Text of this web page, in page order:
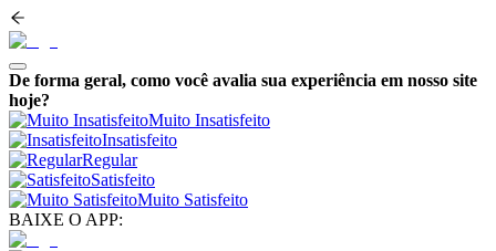
De forma geral, como você avalia sua experiência em nosso site
hoje?
Muito Insatisfeito
Insatisfeito
Regular
Satisfeito
Muito Satisfeito
BAIXE O APP: